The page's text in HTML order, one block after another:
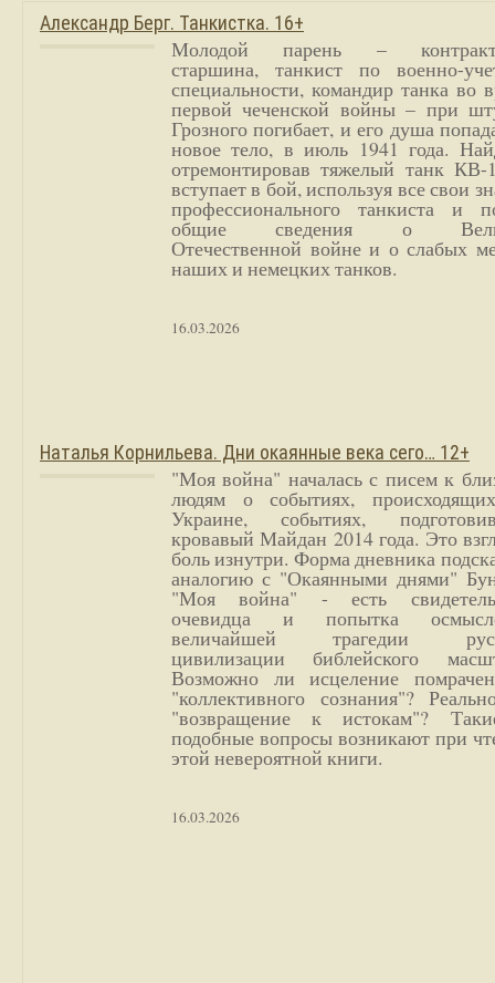
Александр Берг. Танкистка. 16+
Молодой парень –
старшина, танкист по военно-
специальности, командир танка во
первой чеченской войны – при
Грозного погибает, и его душа
новое тело, в июль 1941 года.
отремонтировав тяжелый танк
вступает в бой, используя все свои
профессионального танкиста и
общие сведения о
Отечественной войне и о слабых
наших и немецких танков.
16.03.2026
Наталья Корнильева. Дни окаянные века сего… 12+
"Моя война" началась с писем к
людям о событиях,
Украине, событиях,
кровавый Майдан 2014 года. Это
боль изнутри. Форма дневника
аналогию с "Окаянными днями"
"Моя война" - есть
очевидца и попытка
величайшей трагедии
цивилизации библейского
Возможно ли исцеление
"коллективного сознания"?
"возвращение к истокам"?
подобные вопросы возникают при
этой невероятной книги.
16.03.2026